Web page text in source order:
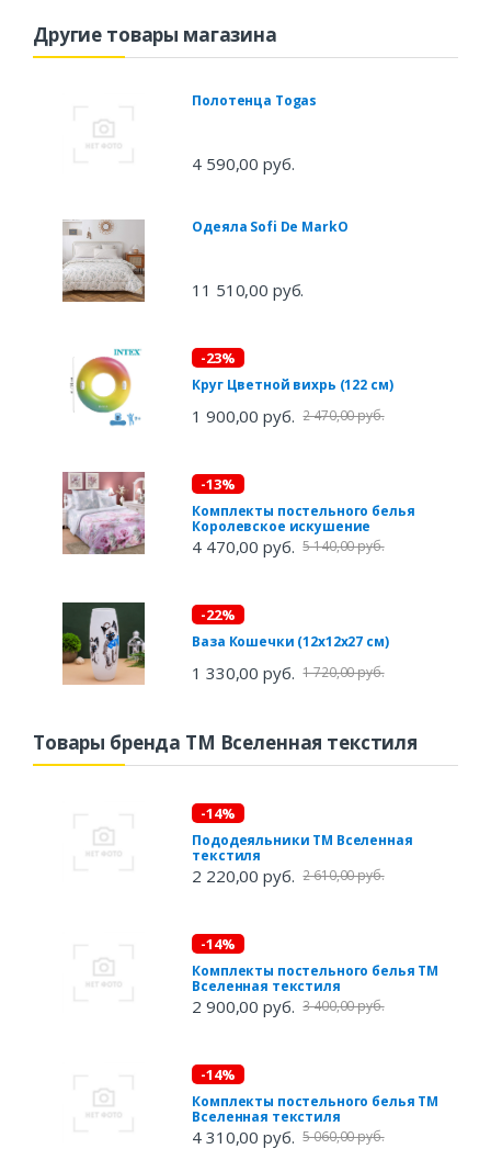
Другие товары магазина
Полотенца Togas
4 590,00 руб.
Одеяла Sofi De MarkO
11 510,00 руб.
-23%
Круг Цветной вихрь (122 см)
1 900,00 руб. 2 470,00 руб.
-13%
Комплекты постельного белья
Королевское искушение
4 470,00 руб. 5 140,00 руб.
-22%
Ваза Кошечки (12х12х27 см)
1 330,00 руб. 1 720,00 руб.
Товары бренда ТМ Вселенная текстиля
-14%
Пододеяльники ТМ Вселенная
текстиля
2 220,00 руб. 2 610,00 руб.
-14%
Комплекты постельного белья ТМ
Вселенная текстиля
2 900,00 руб. 3 400,00 руб.
-14%
Комплекты постельного белья ТМ
Вселенная текстиля
4 310,00 руб. 5 060,00 руб.